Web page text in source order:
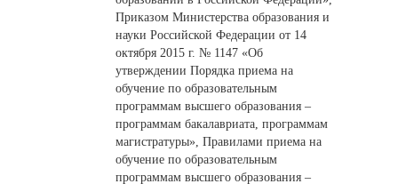
Приказом Министерства образования и
науки Российской Федерации от 14
октября 2015 г. № 1147 «Об
утверждении Порядка приема на
обучение по образовательным
программам высшего образования –
программам бакалавриата, программам
магистратуры», Правилами приема на
обучение по образовательным
программам высшего образования –